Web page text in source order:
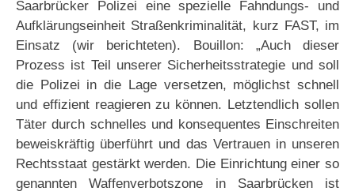
Saarbrücker Polizei eine spezielle Fahndungs- und
Aufklärungseinheit Straßenkriminalität, kurz FAST, im
Einsatz (wir berichteten). Bouillon: „Auch dieser
Prozess ist Teil unserer Sicherheitsstrategie und soll
die Polizei in die Lage versetzen, möglichst schnell
und effizient reagieren zu können. Letztendlich sollen
Täter durch schnelles und konsequentes Einschreiten
beweiskräftig überführt und das Vertrauen in unseren
Rechtsstaat gestärkt werden. Die Einrichtung einer so
genannten Waffenverbotszone in Saarbrücken ist